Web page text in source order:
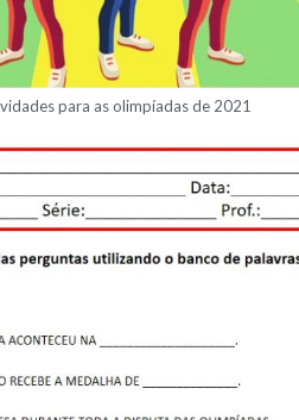
para as olimpíadas de 2021